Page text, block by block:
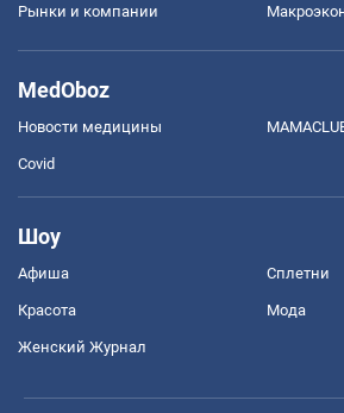
Рынки и компании
MedOboz
Новости медицины
Covid
Шоу
Афиша Сплетни
Красота Мода
Женский Журнал